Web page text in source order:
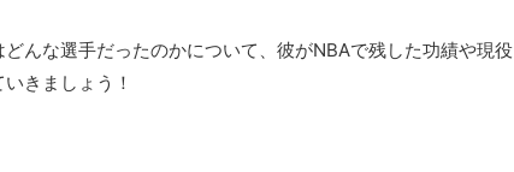
んな選手だったのかについて、彼がNBAで残した功績や現役
きましょう！